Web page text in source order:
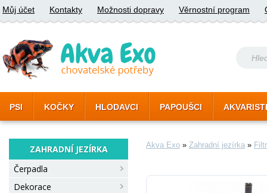
Můj účet Kontakty Možnosti dopravy Věrnostní program
PSI KOČKY HLODAVCI PAPOUŠCI
ZAHRADNÍ JEZÍRKA
Čerpadla
Dekorace
Akva Exo » Zahradní jezírka »